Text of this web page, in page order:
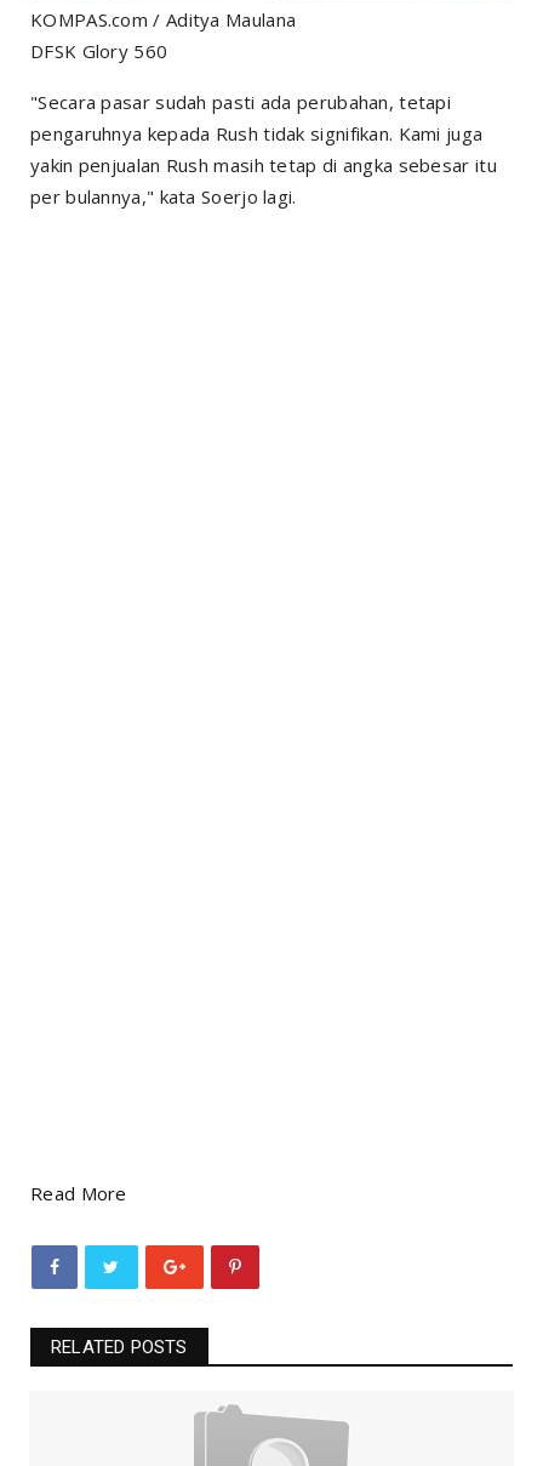
KOMPAS.com / Aditya Maulana
DFSK Glory 560
"Secara pasar sudah pasti ada perubahan, tetapi
pengaruhnya kepada Rush tidak signifikan. Kami juga
yakin penjualan Rush masih tetap di angka sebesar itu
per bulannya," kata Soerjo lagi.
Read More
RELATED POSTS